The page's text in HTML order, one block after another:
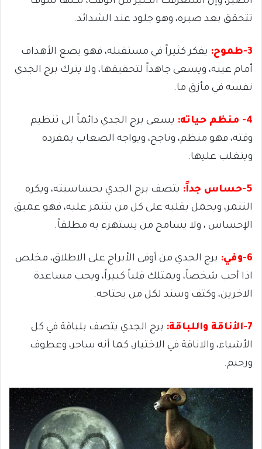
تتحقق بعد صبره، وهو جلود عند الشدائد.
3-طموح:
يفكر كثيراً في مستقبله، فهو يضع الأهداف
أمام عينه، ويسعى جاهداً لتحقيقها، ولا يترك برج الجدي
نفسه في مأزق ما.
4- منظم حياته:
يسعى برج الجدي دائماً الى تنظيم
وقته، فهو منظم، وناجح، ويواجه الصعاب بمفرده
ويتغلب عليها.
5-حساس جداً:
يتصف برج الجدي بحساسيته، ويكره
التنمر، ويحمل بقلبه على كل من يتنمر عليه، فهو عميق
الإحساس ، ولا يسامح من يستهزء به مطلقاً.
6-وفي:
برج الجدي من أوفى الأبراج على الاطلاق، مخلص
اذا أحب شخصاً، ويمتلك قلباً كبيراً، ويحب مساعدة
الاخرين، وكتف وسند لكل من يحتاجه.
7-الأناقة واللباقة:
برج الجدي يتصف بلباقة في كل
الأشياء، والاناقة في الاختيار، كما أنه ساحر، وعطوف
ورحيم.